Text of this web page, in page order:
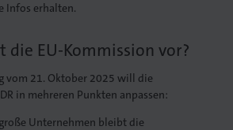
Infos erhalten.
die EU-Kommission vor?
vom 21. Oktober 2025 will die
in mehreren Punkten anpassen:
Unternehmen bleibt die